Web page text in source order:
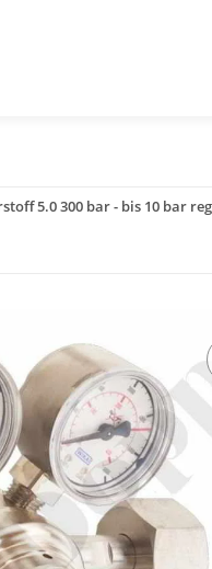
5.0 300 bar - bis 10 bar